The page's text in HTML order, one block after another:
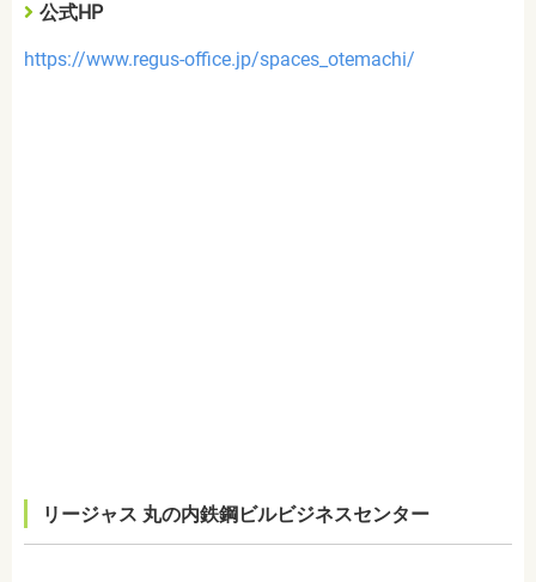
公式HP
https://www.regus-office.jp/spaces_otemachi/
リージャス 丸の内鉄鋼ビルビジネスセンター